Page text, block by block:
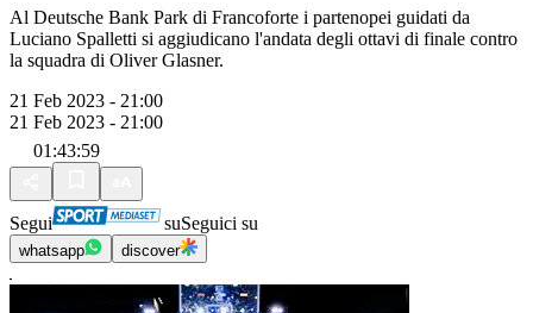
Al Deutsche Bank Park di Francoforte i partenopei guidati da
Luciano Spalletti si aggiudicano l'andata degli ottavi di finale contro
la squadra di Oliver Glasner.
21 Feb 2023 - 21:00
21 Feb 2023 - 21:00
01:43:59
Segui suSeguici su
whatsapp discover